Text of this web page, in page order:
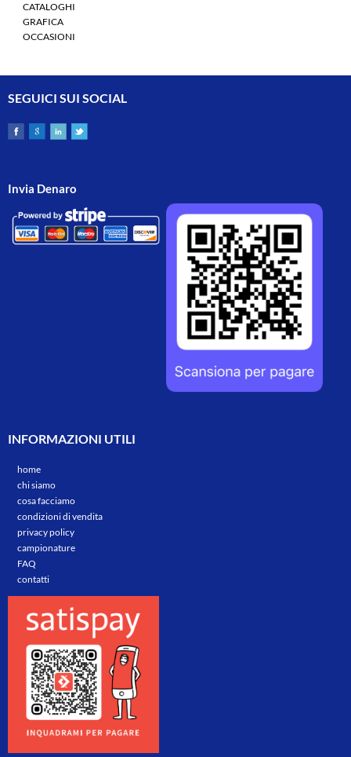
CATALOGHI
GRAFICA
OCCASIONI
SEGUICI SUI SOCIAL
Invia Denaro
INFORMAZIONI UTILI
home
chi siamo
cosa facciamo
condizioni di vendita
privacy policy
campionature
FAQ
contatti